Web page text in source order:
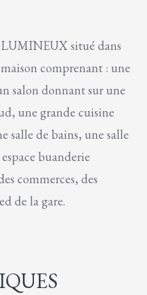
situé dans
comprenant : une
salon donnant sur une
une grande cuisine
salle de bains, une salle
buanderie
commerces, des
de la gare.